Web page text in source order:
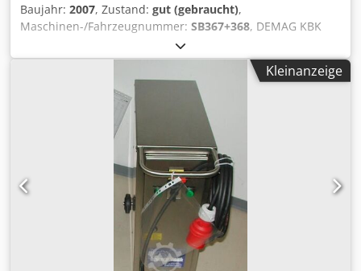
Baujahr: 2007, Zustand: gut (gebraucht),
Maschinen-/Fahrzeugnummer: SB367+368, DEMAG KBK
Kranhimmel Kranbahn Masse ca. 7x6m Nutzlast / Hebelast
2x 500 KG - 2x 0,5to Technische Daten der Anlage:
Kranbahn aus Demag KBK2 Schienen Laufschienen 7m,
Brücken 6m Anlage wird komplett geliefert: KBK Schienen,
Schienenverbinder, Fahrwerke, Endplatten, Kabelschlepp,
Halter/Abhaenger etc. incl. 2x Kito 500KG Kettenzug,
Hubhöhe ca 5m Kran ist demontiert und sofort verfügbar
Gebrauchter Zustand, Siehe Bilder Artikelstandort ist
75053 Gondelsheim Versand per Spedition oder Abholung
nur nach Terminabsprache Demag KBK1 KBK2 und KBK3
Schienen sind Lagerware ! Es sind auch andere KBK
Anlagen vorrätig. Nutzlast 125KG - 1600KG Bitte fragen Sie
Ihre Kranbahn mit Traglast und Abmessungen
unverbindlich an. Dsdperwi Dhsfx Apaokr
Kleinanzeige